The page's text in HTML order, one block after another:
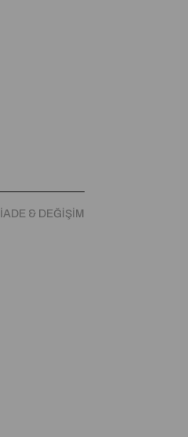
İADE & DEĞIŞIM